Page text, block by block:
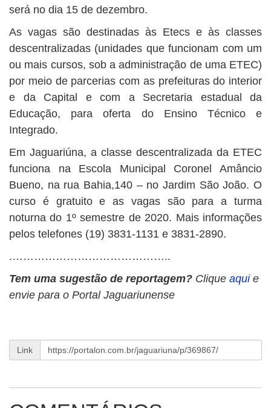
será no dia 15 de dezembro.
As vagas são destinadas às Etecs e às classes
descentralizadas (unidades que funcionam com um
ou mais cursos, sob a administração de uma ETEC)
por meio de parcerias com as prefeituras do interior
e da Capital e com a Secretaria estadual da
Educação, para oferta do Ensino Técnico e
Integrado.
Em Jaguariúna, a classe descentralizada da ETEC
funciona na Escola Municipal Coronel Amâncio
Bueno, na rua Bahia,140 – no Jardim São João. O
curso é gratuito e as vagas são para a turma
noturna do 1º semestre de 2020. Mais informações
pelos telefones (19) 3831-1131 e 3831-2890.
.……………………………………..
Tem uma sugestão de reportagem? Clique aqui e
envie para o Portal Jaguariunense
Link